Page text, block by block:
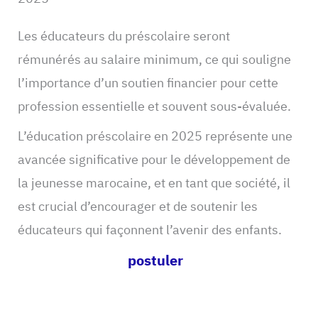
Les éducateurs du préscolaire seront
rémunérés au salaire minimum, ce qui souligne
l’importance d’un soutien financier pour cette
profession essentielle et souvent sous-évaluée.
L’éducation préscolaire en 2025 représente une
avancée significative pour le développement de
la jeunesse marocaine, et en tant que société, il
est crucial d’encourager et de soutenir les
éducateurs qui façonnent l’avenir des enfants.
postuler